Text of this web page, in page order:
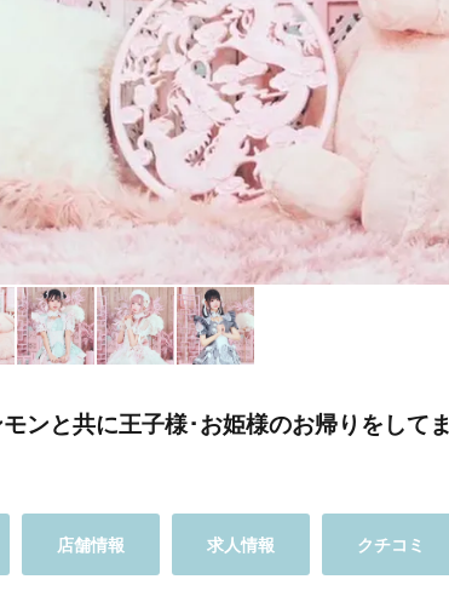
ンと共に王子様･お姫様のお帰りをしてま
店舗情報 求人情報 クチコミ